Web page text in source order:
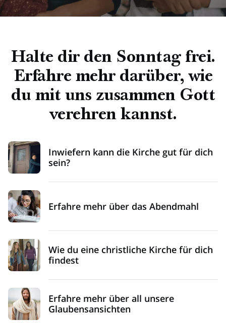
eingeben
Halte dir den Sonntag frei.
Erfahre mehr darüber, wie
du mit uns zusammen Gott
verehren kannst.
Inwiefern kann die Kirche gut für dich
sein?
Erfahre mehr über das Abendmahl
Wie du eine christliche Kirche für dich
findest
Erfahre mehr über all unsere
Glaubensansichten